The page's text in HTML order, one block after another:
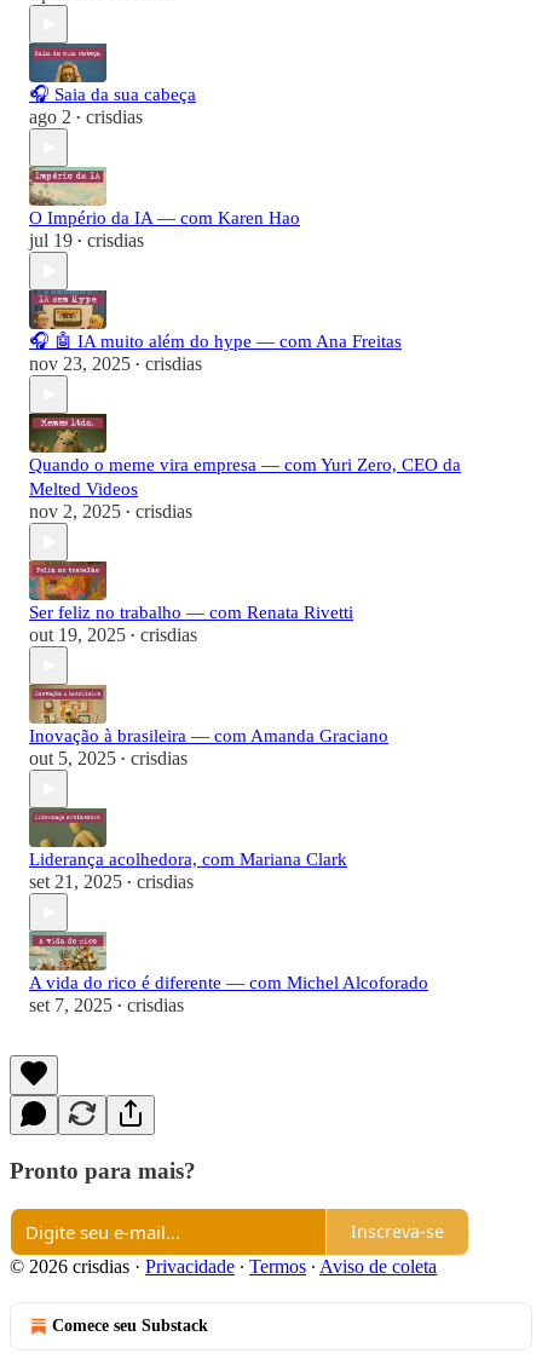
🎧 Saia da sua cabeça
ago 2 • crisdias
O Império da IA — com Karen Hao
jul 19 • crisdias
🎧 🤖 IA muito além do hype — com Ana Freitas
nov 23, 2025 • crisdias
Quando o meme vira empresa — com Yuri Zero, CEO da
Melted Videos
nov 2, 2025 • crisdias
Ser feliz no trabalho — com Renata Rivetti
out 19, 2025 • crisdias
Inovação à brasileira — com Amanda Graciano
out 5, 2025 • crisdias
Liderança acolhedora, com Mariana Clark
set 21, 2025 • crisdias
A vida do rico é diferente — com Michel Alcoforado
set 7, 2025 • crisdias
Pronto para mais?
Inscreva-se
© 2026 crisdias · Privacidade ∙ Termos ∙ Aviso de coleta
Comece seu Substack